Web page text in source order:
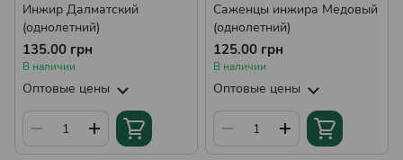
Инжир Далматский
(однолетний)
135.00 грн
В наличии
Оптовые цены
Саженцы инжира Медовый
(однолетний)
125.00 грн
В наличии
Оптовые цены